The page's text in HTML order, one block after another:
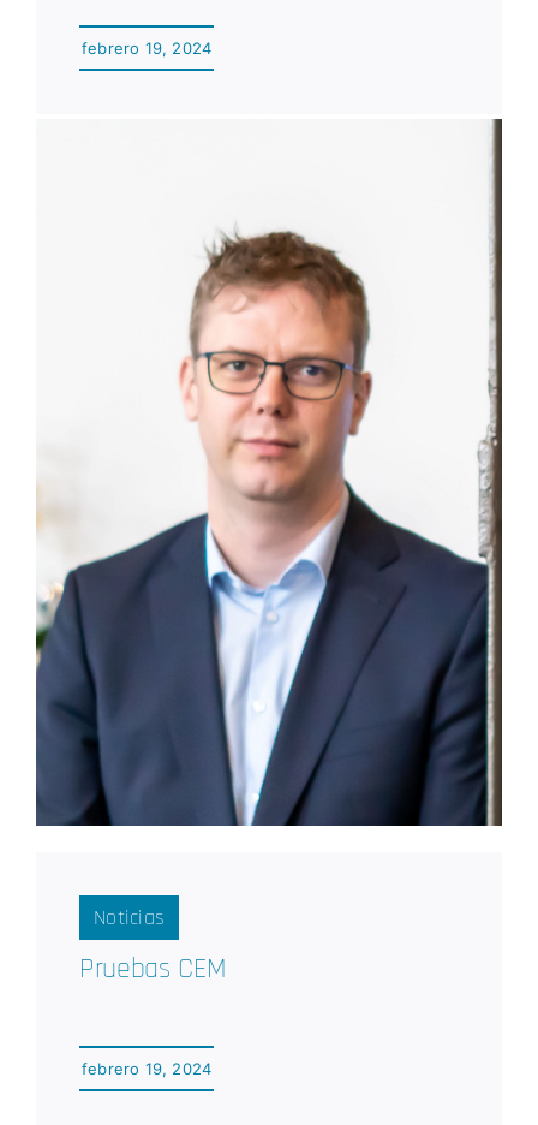
febrero 19, 2024
Noticias
Pruebas CEM
febrero 19, 2024